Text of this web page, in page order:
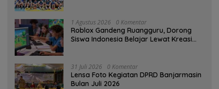
1 Agustus 2026 0 Komentar
Roblox Gandeng Ruangguru, Dorong
Siswa Indonesia Belajar Lewat Kreasi
31 Juli 2026 0 Komentar
Lensa Foto Kegiatan DPRD Banjarmasin
Bulan Juli 2026